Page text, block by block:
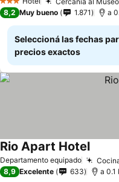
3 Estrellas
8,2 Muy bueno 1.871 a
Seleccioná las fechas
precios exactos
Departamento equipado
Rio Apart HotelVer
8,9 Excelente 633 a 0.1